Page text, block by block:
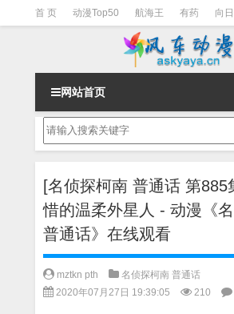
首 页 动漫Top50 航海王 有药 向
一拳超人 柯南 阴阳师
网站首页
[名侦探柯南 普通话 第885
惜的温柔外星人 - 动漫《
普通话》在线观看
mztkn pth
名侦探柯南 普通话
2020年07月27日 19:39:05
210